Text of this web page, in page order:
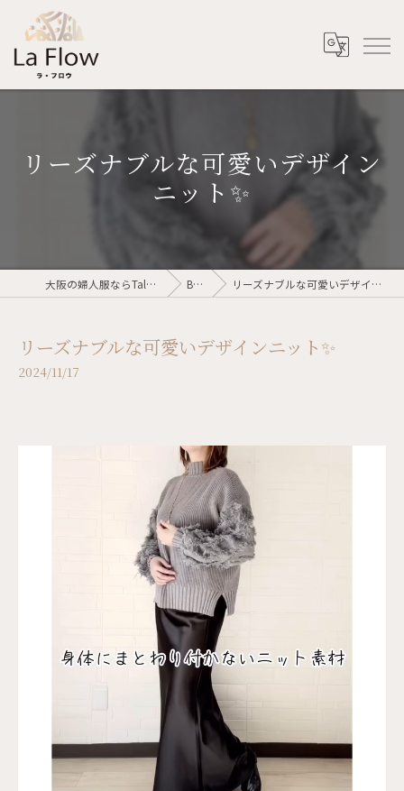
リーズナブルな可愛いデザイン
ニット✨
大阪の婦人服ならTalent voler Blog リーズナブルな可愛いデザインニット✨
リーズナブルな可愛いデザインニット✨
2024/11/17